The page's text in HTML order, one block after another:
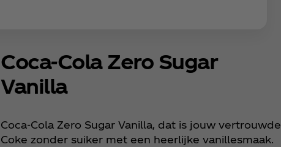
Coca‑Cola Zero Sugar
Vanilla
Coca‑Cola Zero Sugar Vanilla, dat is jouw vertrouwde
Coke zonder suiker met een heerlijke vanillesmaak.